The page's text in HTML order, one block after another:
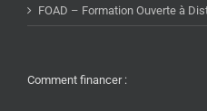
FOAD – Formation Ouverte à
Comment financer :